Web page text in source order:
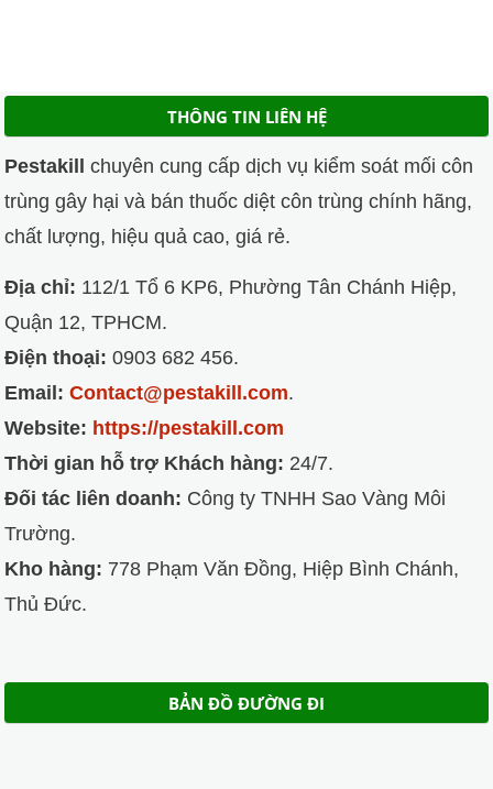
THÔNG TIN LIÊN HỆ
Pestakill chuyên cung cấp dịch vụ kiểm soát mối côn
trùng gây hại và bán thuốc diệt côn trùng chính hãng,
chất lượng, hiệu quả cao, giá rẻ.
Địa chỉ: 112/1 Tổ 6 KP6, Phường Tân Chánh Hiệp,
Quận 12, TPHCM.
Điện thoại: 0903 682 456.
Email: Contact@pestakill.com.
Website: https://pestakill.com
Thời gian hỗ trợ Khách hàng: 24/7.
Đối tác liên doanh: Công ty TNHH Sao Vàng Môi
Trường.
Kho hàng: 778 Phạm Văn Đồng, Hiệp Bình Chánh,
Thủ Đức.
BẢN ĐỒ ĐƯỜNG ĐI